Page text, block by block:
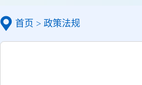
首页 > 政策法规